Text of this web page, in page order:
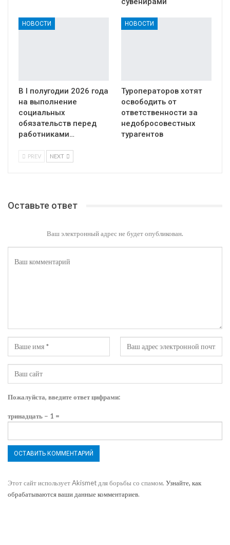
НОВОСТИ
В I полугодии 2026 года
на выполнение
социальных
обязательств перед
работниками…
НОВОСТИ
Туроператоров хотят
освободить от
ответственности за
недобросовестных
турагентов
PREV NEXT
Оставьте ответ
Ваш электронный адрес не будет опубликован.
Пожалуйста, введите ответ цифрами:
тринадцать − 1 =
Этот сайт использует Akismet для борьбы со спамом. Узнайте, как
обрабатываются ваши данные комментариев.